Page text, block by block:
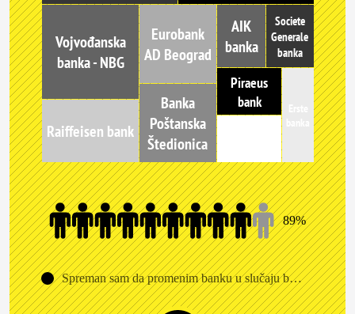
Vojvođanska
banka - NBG
Eurobank
AD Beograd
AIK
banka
Raiffeisen bank
Banka
Poštanska
Štedionica
Societe
Generale
banka
Piraeus
bank
89%
Spreman sam da promenim banku u slučaju bolje ponude